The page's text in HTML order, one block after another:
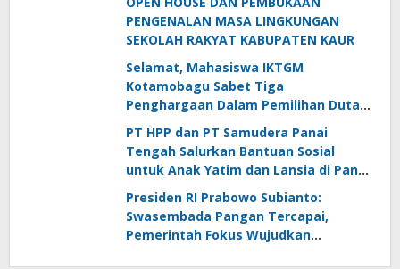
PENGENALAN MASA LINGKUNGAN
SEKOLAH RAKYAT KABUPATEN KAUR
Selamat, Mahasiswa IKTGM
Kotamobagu Sabet Tiga
Penghargaan Dalam Pemilihan Duta
Lingkungan Sulut 2026
PT HPP dan PT Samudera Panai
Tengah Salurkan Bantuan Sosial
untuk Anak Yatim dan Lansia di Panai
Presiden RI Prabowo Subianto:
Swasembada Pangan Tercapai,
Pemerintah Fokus Wujudkan